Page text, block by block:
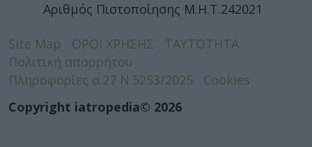
Αριθμός Πιστοποίησης Μ.Η.Τ.242021
Site Map ΟΡΟΙ ΧΡΗΣΗΣ
ΤΑΥΤΟΤΗΤΑ
Πολιτική απορρήτου
Πληροφορίες α.27 Ν.5253/2025
Cookies
Copyright iatropedia© 2026